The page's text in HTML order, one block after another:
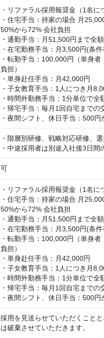
・リファラル採用報奨金（1名に
・住宅手当：持家の場合 月
50%から72% 会社負担
・通勤手当：月51,500円まで全
・在宅勤務手当：月3,500円(条件
・転勤手当：100,000円（単身
負担）
・単身赴任手当：月42,000円
・子女教育手当：1人につき月
・時間外勤務手当：1分単位で全
・帰宅手当：毎月1回自宅までの
・夜間シフト、休日手当：500円
・階層別研修、戦略対応研修、
・中途採用者は別途入社後3日間
可
・リファラル採用報奨金（1名に
・住宅手当：持家の場合 月
50%から72% 会社負担
・通勤手当：月51,500円まで全
・在宅勤務手当：月3,500円(条件
・転勤手当：100,000円（単身
負担）
・単身赴任手当：月42,000円
・子女教育手当：1人につき月
・時間外勤務手当：1分単位で全
・帰宅手当：毎月1回自宅までの
・夜間シフト、休日手当：500円
採用を見送らせていただくこと
は破棄させていただきます。